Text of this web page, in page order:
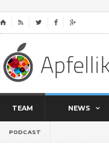
⌂    
TEAM NEWS
PODCAST